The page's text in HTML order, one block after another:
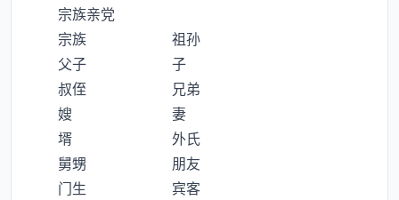
宗族亲党
宗族 祖孙
父子 子
叔侄 兄弟
嫂 妻
壻 外氏
舅甥 朋友
门生 宾客